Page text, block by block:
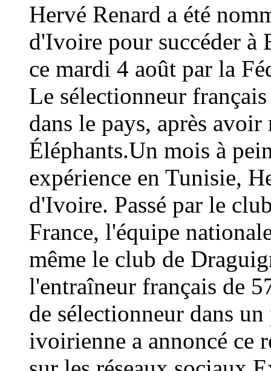
Hervé Renard a été
d'Ivoire pour succéder à
ce mardi 4 août par la
Le sélectionneur
dans le pays, après
Éléphants.Un mois à
expérience en Tunisie,
d'Ivoire. Passé par le
France, l'équipe
même le club de
l'entraîneur français de
de sélectionneur dans
ivoirienne a annoncé ce